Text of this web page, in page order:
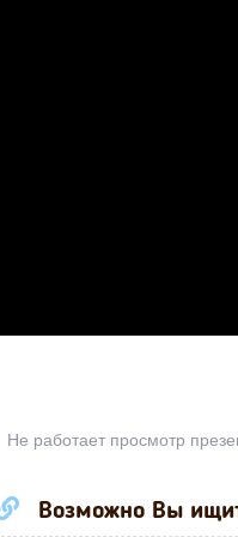
Не работает просмотр
Возможно Вы